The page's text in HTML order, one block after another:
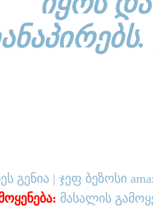
გენია | ჯეფ ბეზოსი
მასალის